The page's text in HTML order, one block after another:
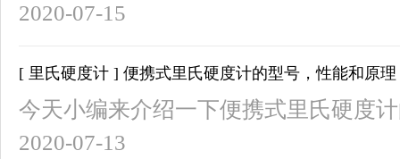
2020-07-15
[ 里氏硬度计 ] 便携式里氏硬度计的型号，性能和原理
今天小编来介绍一下便携式里氏硬度
2020-07-13